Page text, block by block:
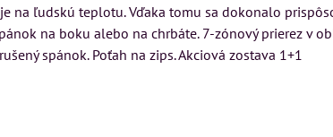
na ľudskú teplotu. Vďaka tomu sa dokonalo
na boku alebo na chrbáte. 7-zónový prierez v
spánok. Poťah na zips. Akciová zostava 1+1